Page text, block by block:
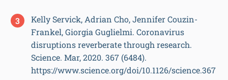
Kelly Servick, Adrian Cho, Jennifer Couzin-
Frankel, Giorgia Guglielmi. Coronavirus
disruptions reverberate through research.
Science. Mar, 2020. 367 (6484).
https://www.science.org/doi/10.1126/science.367